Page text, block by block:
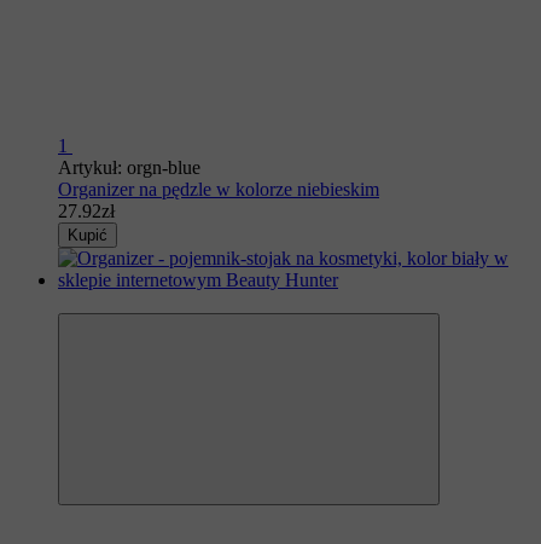
1
Artykuł: orgn-blue
Organizer na pędzle w kolorze niebieskim
27.92zł
Kupić